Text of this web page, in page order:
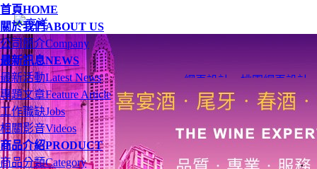
首頁HOME
關於我們ABOUT US
公司簡介Company
最新訊息NEWS
最新活動Latest News
專題文章Feature Article
工作職缺Jobs
相關影音Videos
商品介紹PRODUCT
商品分類Category
網頁設計 桃園網頁設計